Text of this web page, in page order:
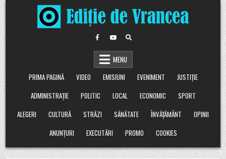
Skip
to
content
MENU
PRIMA PAGINĂ
VIDEO EMISIUNI EVENIMENT
JUSTIȚIE
ADMINISTRAȚIE
POLITIC LOCAL ECONOMIC
SPORT
ALEGERI
CULTURĂ STRĂZI SĂNĂTATE ÎNVĂȚĂMÂNT
OPINII
ANUNȚURI
EXECUTĂRI PROMO COOKIES